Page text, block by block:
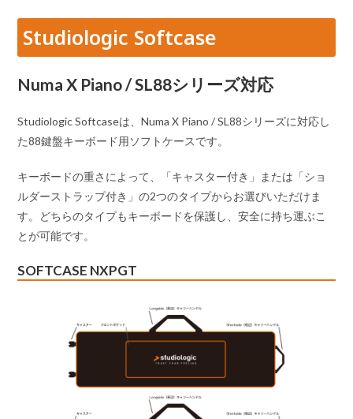
Studiologic Softcase
Numa X Piano / SL88シリーズ対応
Studiologic Softcaseは、Numa X Piano / SL88シリーズに対応し
た88鍵盤キーボード用ソフトケースです。
キーボードの重さによって、「キャスター付き」または「ショ
ルダーストラップ付き」の2つのタイプからお選びいただけま
す。どちらのタイプもキーボードを保護し、安全に持ち運ぶこ
とが可能です。
SOFTCASE NXPGT